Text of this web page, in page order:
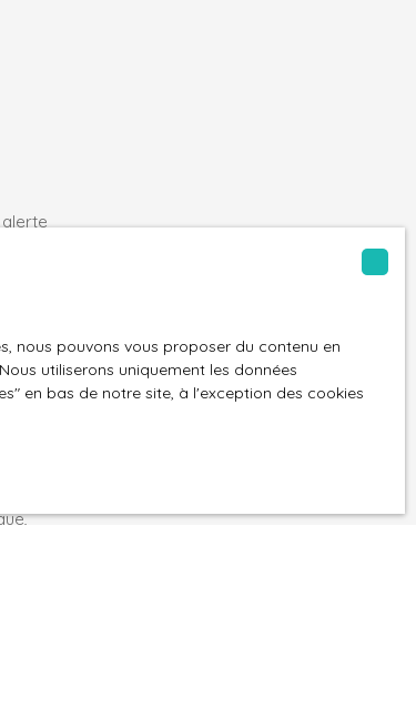
ne
nous pouvons vous proposer du contenu en
utiliserons uniquement les données
en bas de notre site, à l'exception des cookies